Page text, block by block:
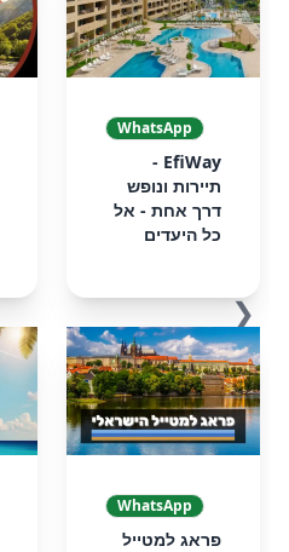
❮
WhatsApp
EfiWay -
תיירות ונופש
דרך אחת - אל
כל היעדים
WhatsApp
פראג למטייל